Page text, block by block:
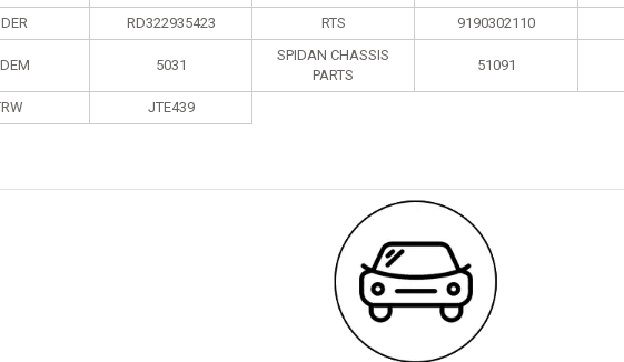
RD322935423 RTS 9190302110
5031
SPIDAN CHASSIS
PARTS
51091
JTE439